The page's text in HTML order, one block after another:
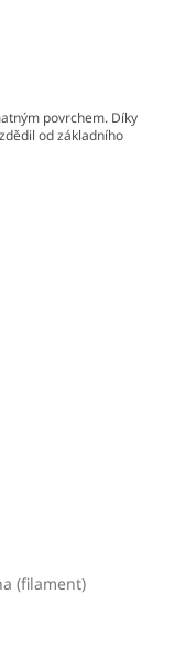
povrchem. Díky
od základního
(filament)